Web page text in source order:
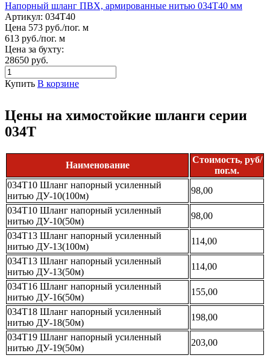
Напорный шланг ПВХ, армированные нитью 034Т40 мм
Артикул: 034Т40
Цена 573 руб./пог. м
613 руб./пог. м
Цена за бухту:
28650 руб.
Купить В корзине
Цены на химостойкие шланги серии
034Т
Наименование
Стоимость, руб/
пог.м.
034Т10 Шланг напорный усиленный
нитью ДУ-10(100м)
98,00
034Т10 Шланг напорный усиленный
нитью ДУ-10(50м)
98,00
034Т13 Шланг напорный усиленный
нитью ДУ-13(100м)
114,00
034Т13 Шланг напорный усиленный
нитью ДУ-13(50м)
114,00
034Т16 Шланг напорный усиленный
нитью ДУ-16(50м)
155,00
034Т18 Шланг напорный усиленный
нитью ДУ-18(50м)
198,00
034Т19 Шланг напорный усиленный
нитью ДУ-19(50м)
203,00